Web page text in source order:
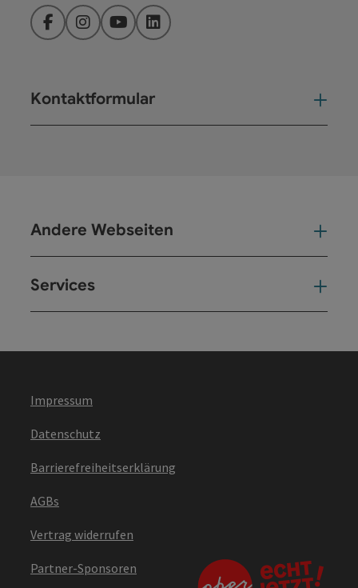
FacebookInstagramYouTubeLinkedIn
Kontaktformular
Andere Webseiten
Services
Impressum
Datenschutz
Barrierefreiheitserklärung
AGBs
Vertrag widerrufen
Partner-Sponsoren